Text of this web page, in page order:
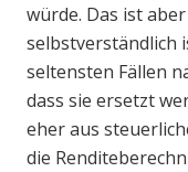
würde. Das ist
selbstverständlich
seltensten Fällen
dass sie ersetzt
eher aus
die